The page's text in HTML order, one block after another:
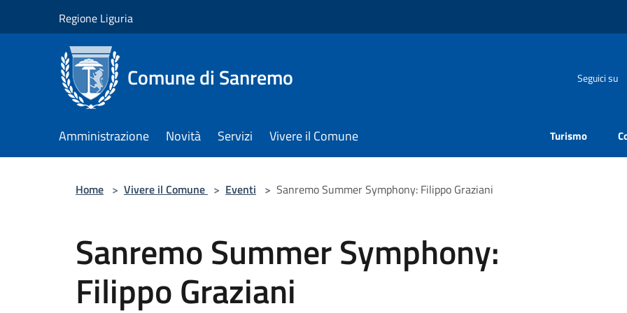
Regione Liguria
Comune di Sanremo Seguici su
Amministrazione Novità Servizi Vivere il Comune Turismo
Home > Vivere il Comune > Eventi > Sanremo Summer Symphony: Filippo Graziani
Sanremo Summer Symphony:
Filippo Graziani